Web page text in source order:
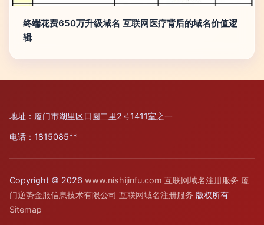
终端花费650万升级域名 互联网医疗背后的域名价值逻
辑
地址：厦门市湖里区日圆二里2号1411室之一
电话：1815085**
Copyright © 2026 www.nishijinfu.com 互联网域名注册服务 厦
门逆势金服信息技术有限公司 互联网域名注册服务 版权所有
Sitemap